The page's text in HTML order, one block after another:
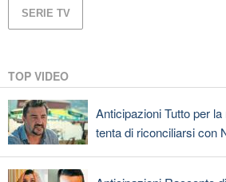
SERIE TV
TOP VIDEO
Anticipazioni Tutto per
tenta di riconciliarsi con